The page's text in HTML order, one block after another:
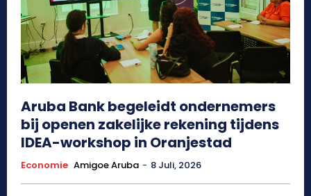
Aruba Bank begeleidt ondernemers
bij openen zakelijke rekening tijdens
IDEA-workshop in Oranjestad
Economie Amigoe Aruba - 8 Juli, 2026